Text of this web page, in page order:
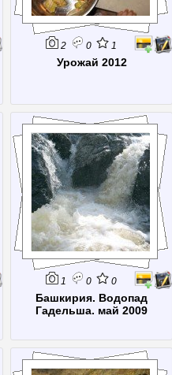
2 0 1
Урожай 2012
1 0 0
Башкирия. Водопад
Гадельша. май 2009